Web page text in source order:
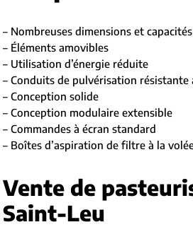
– Nombreuses dimensions et capacités
– Éléments amovibles
– Utilisation d’énergie réduite
– Conduits de pulvérisation résistante
– Conception solide
– Conception modulaire extensible
– Commandes à écran standard
– Boîtes d’aspiration de filtre à la
Vente de
Saint-Leu